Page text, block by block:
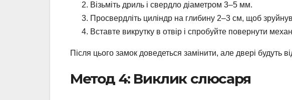
Візьміть дриль і свердло діаметром 3–5 мм.
Просвердліть циліндр на глибину 2–3 см, щоб
Вставте викрутку в отвір і спробуйте повернути
Після цього замок доведеться замінити, але двері будуть
Метод 4: Виклик слюсаря